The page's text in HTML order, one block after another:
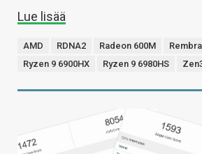
Lue lisää
AMD RDNA2 Radeon 600M
Ryzen 9 6900HX
Ryzen 9 6980HS